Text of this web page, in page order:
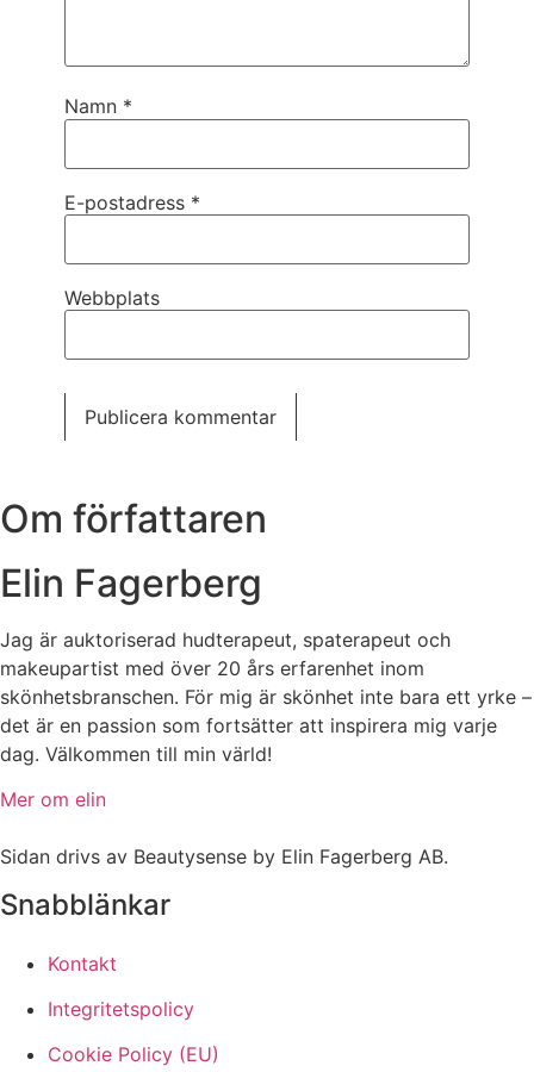
Namn *
E-postadress *
Webbplats
Om författaren
Elin Fagerberg
Jag är auktoriserad hudterapeut, spaterapeut och
makeupartist med över 20 års erfarenhet inom
skönhetsbranschen. För mig är skönhet inte bara ett yrke –
det är en passion som fortsätter att inspirera mig varje
dag. Välkommen till min värld!
Mer om elin
Sidan drivs av Beautysense by Elin Fagerberg AB.
Snabblänkar
Kontakt
Integritetspolicy
Cookie Policy (EU)